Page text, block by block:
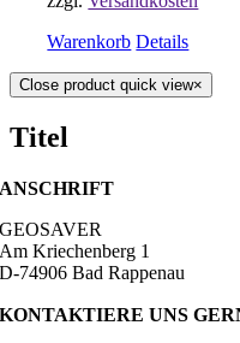
Warenkorb Details
Close product quick view×
Titel
ANSCHRIFT
GEOSAVER
Am Kriechenberg 1
D-74906 Bad Rappenau
KONTAKTIERE UNS